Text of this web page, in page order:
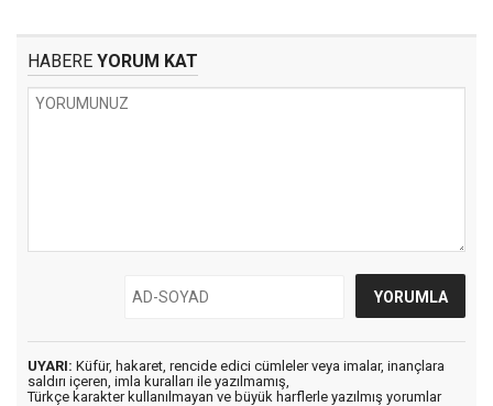
HABERE YORUM KAT
UYARI: Küfür, hakaret, rencide edici cümleler veya imalar, inançlara
saldırı içeren, imla kuralları ile yazılmamış,
Türkçe karakter kullanılmayan ve büyük harflerle yazılmış yorumlar